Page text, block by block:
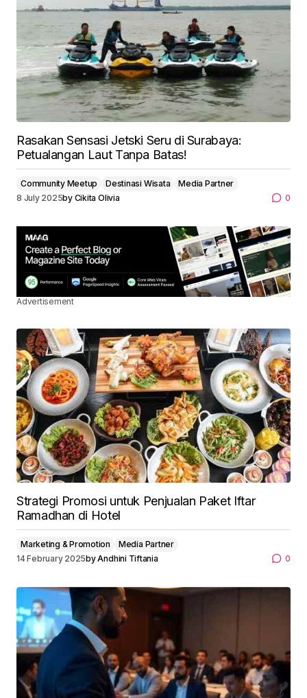
Rasakan Sensasi Jetski Seru di Surabaya:
Petualangan Laut Tanpa Batas!
Community Meetup Destinasi Wisata
Media Partner
8 July 2025by Cikita Olivia 0
Advertisement
Strategi Promosi untuk Penjualan Paket Iftar
Ramadhan di Hotel
Marketing & Promotion
Media Partner
14 February 2025byAndhini Tiftania 0